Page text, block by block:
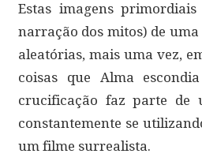
Estas imagens
narração dos mitos) de
aleatórias, mais uma vez,
coisas que Alma
crucificação faz parte de
constantemente se
um filme surrealista.